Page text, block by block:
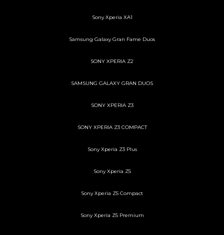
Sony Xperia XA1
Samsung Galaxy Gran Fame Duos
SONY XPERIA Z2
SAMSUNG GALAXY GRAN DUOS
SONY XPERIA Z3
SONY XPERIA Z3 COMPACT
Sony Xperia Z3 Plus
Sony Xperia Z5
Sony Xperia Z5 Compact
Sony Xperia Z5 Premium